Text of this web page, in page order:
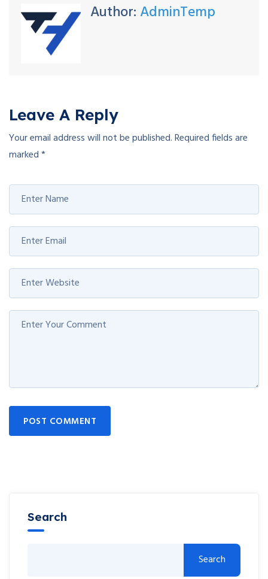
Author: AdminTemp
Leave A Reply
Your email address will not be published.Required fields are
marked*
POST COMMENT
Search
Search